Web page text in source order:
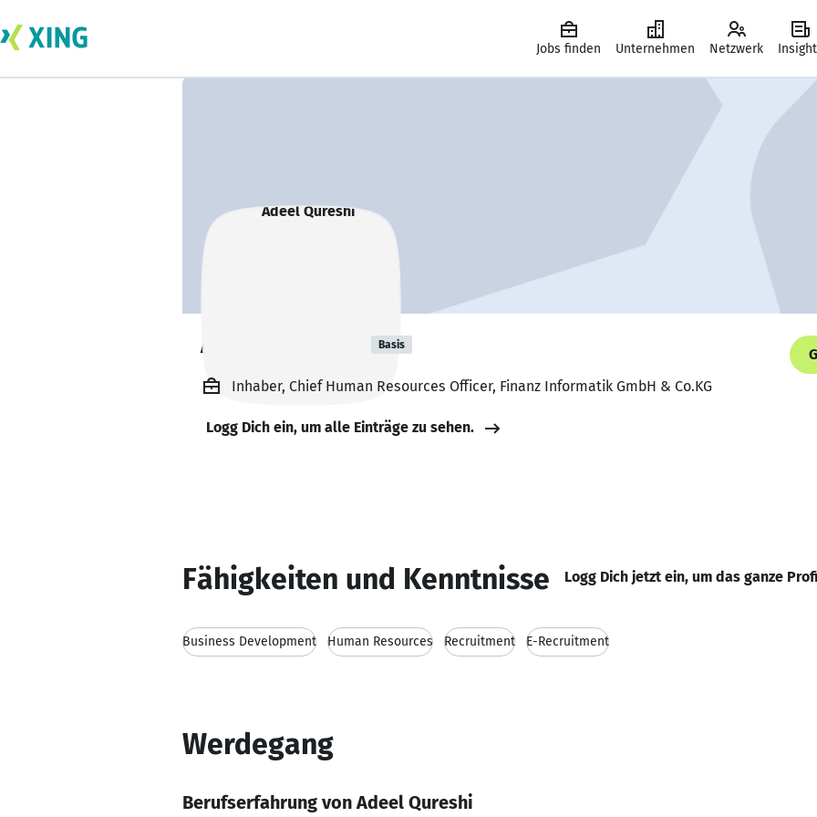
Jobs finden Unternehmen Netzwerk
Adeel Qureshi Basis
Inhaber, Chief Human Resources Officer, Finanz Informatik GmbH & Co.KG
Logg Dich ein, um alle Einträge zu sehen.
Fähigkeiten und Kenntnisse Logg Dich jetzt ein, um das ganze
Business Development Human Resources Recruitment E-Recruitment
Werdegang
Berufserfahrung von Adeel Qureshi